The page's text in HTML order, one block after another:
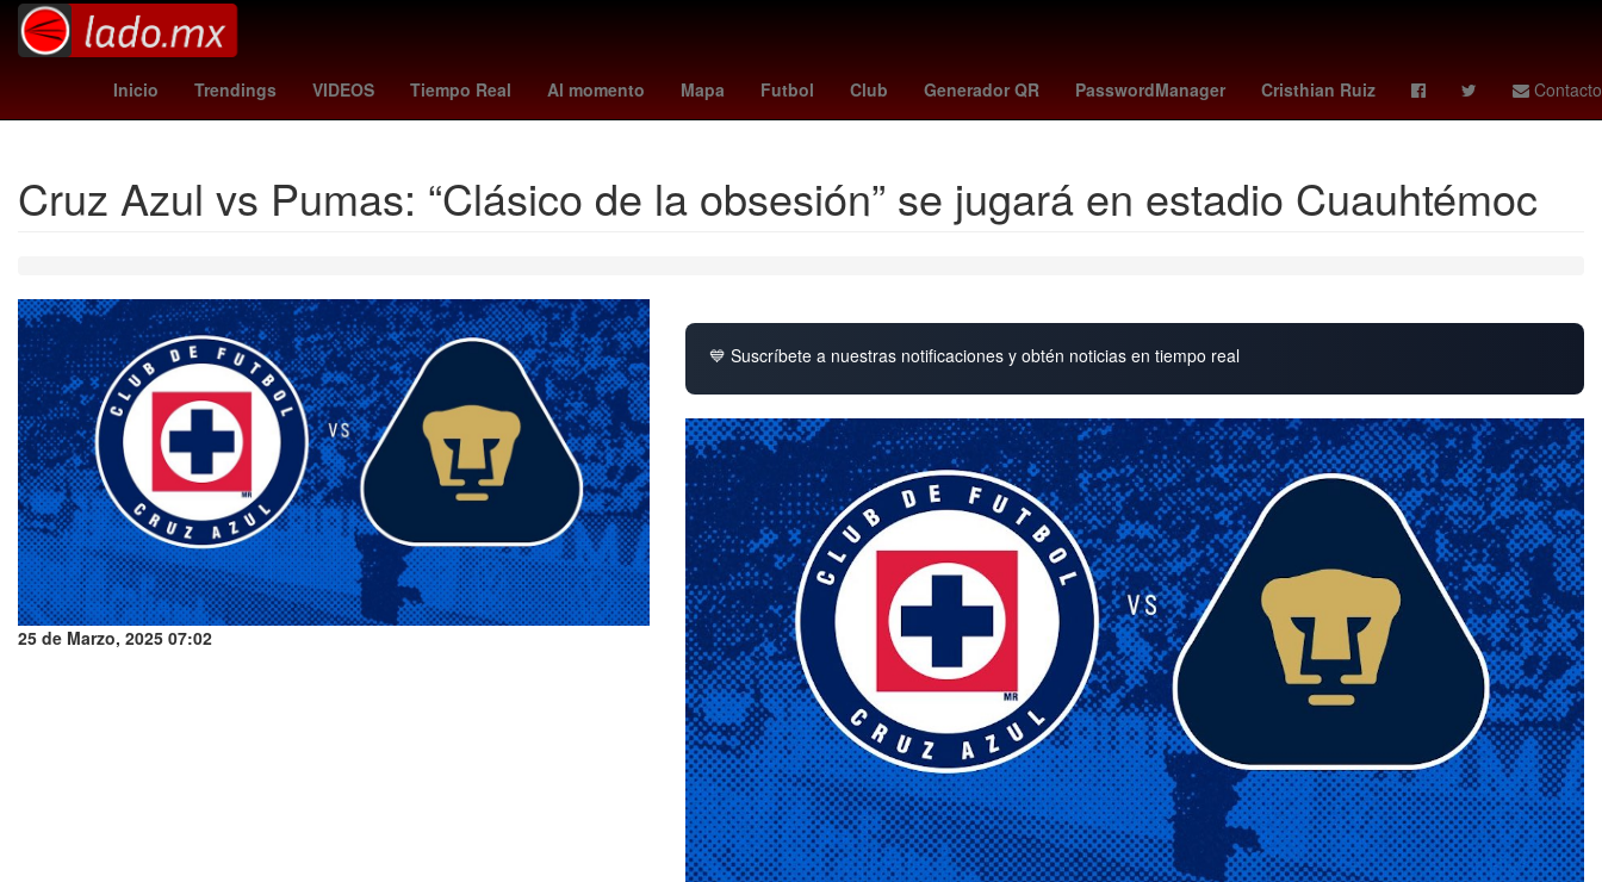
Inicio Trendings VIDEOS Tiempo Real Al momento Mapa Futbol Club Generador QR PasswordManager Cristhian Ruiz Contacto
Club Santos Laguna Empresa INAPAM Eclipse España Nueva York Perú Dólar estadounidense 2024 Agresión
Cruz Azul vs Pumas: “Clásico de la obsesión” se jugará en estadio Cuauhtémoc
25 de Marzo, 2025 07:02
💙 Suscríbete a nuestras notificaciones y obtén noticias en tiempo real